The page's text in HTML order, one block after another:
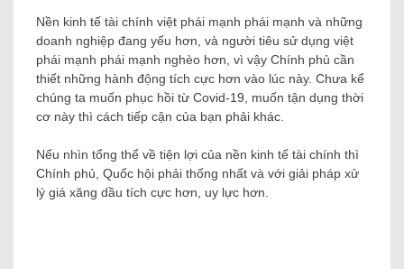
Nền kinh tế tài chính việt phái mạnh phái mạnh và những
doanh nghiệp đang yếu hơn, và người tiêu sử dụng việt
phái mạnh phái mạnh nghèo hơn, vì vậy Chính phủ cần
thiết những hành động tích cực hơn vào lúc này. Chưa kể
chúng ta muốn phục hồi từ Covid-19, muốn tận dụng thời
cơ này thì cách tiếp cận của bạn phải khác.
Nếu nhìn tổng thể về tiện lợi của nền kinh tế tài chính thì
Chính phủ, Quốc hội phải thống nhất và với giải pháp xử
lý giá xăng dầu tích cực hơn, uy lực hơn.